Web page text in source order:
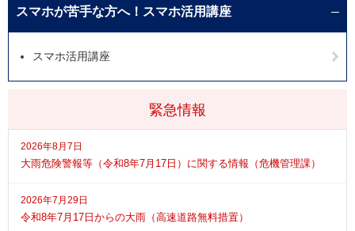
緊急情報
2026年8月7日
大雨危険警報等（令和8年7月17日）に関する情報（危機管理課）
2026年7月29日
令和8年7月17日からの大雨（高速道路無料措置）
スマホが苦手な方へ！スマホ活用講座
スマホ活用講座